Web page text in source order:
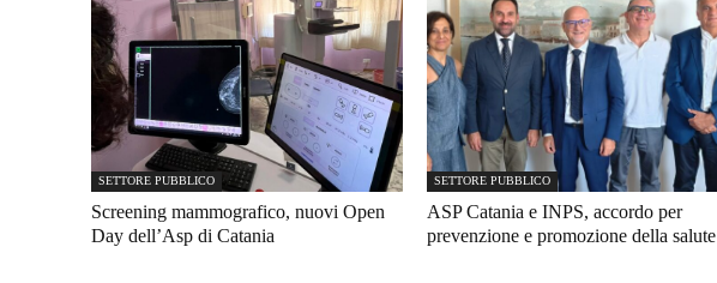
SETTORE PUBBLICO
Screening mammografico, nuovi Open
Day dell’Asp di Catania
SETTORE PUBBLICO
ASP Catania e INPS, accordo per
prevenzione e promozione della salute